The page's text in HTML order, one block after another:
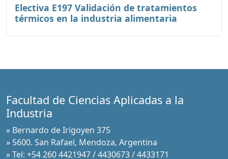
Electiva E197 Validación de tratamientos
térmicos en la industria alimentaria
Facultad de Ciencias Aplicadas a la
Industria
» Bernardo de Irigoyen 375
» 5600. San Rafael, Mendoza, Argentina
» Tel: +54 260 4421947 / 4430673 / 4433171